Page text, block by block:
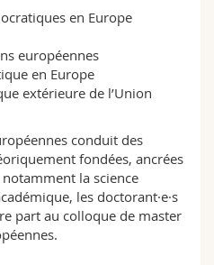
en Europe
européennes
en Europe
extérieure de l’Union
conduit des
fondées, ancrées
notamment la science
les doctorant·e·s
part au colloque de master